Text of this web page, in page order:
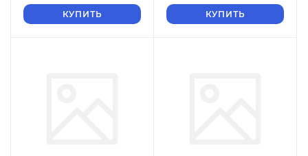
КУПИТЬ КУПИТЬ